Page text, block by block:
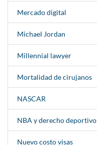
Mercado digital
Michael Jordan
Millennial lawyer
Mortalidad de cirujanos
NASCAR
NBA y derecho deportivo
Nuevo costo visas